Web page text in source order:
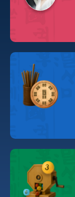
토정비결
택일
꿈해몽
수리사주
운세구독